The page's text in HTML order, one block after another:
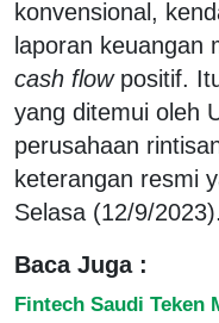
konvensional,
laporan keuangan
cash flowpositif.
yang ditemui oleh
perusahaan
keterangan resmi
Selasa (12/9/2023).
Baca Juga :
Fintech Saudi Teken